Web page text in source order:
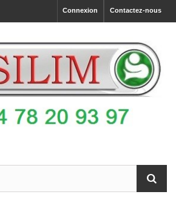
Contactez-nous
Connexion